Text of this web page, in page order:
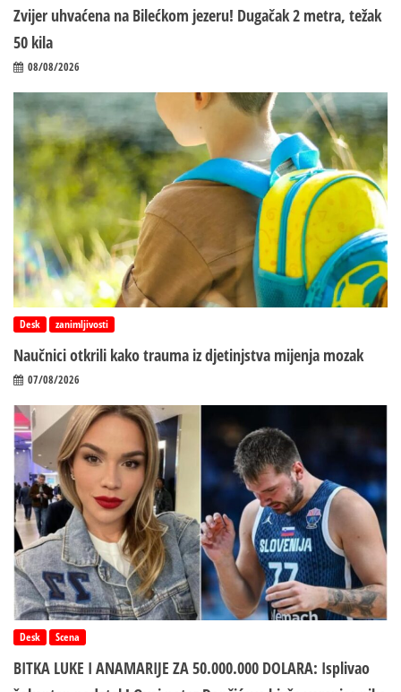
Zvijer uhvaćena na Bilećkom jezeru! Dugačak 2 metra, težak
50 kila
08/08/2026
Desk zanimljivosti
Naučnici otkrili kako trauma iz d‌jetinjstva mijenja mozak
07/08/2026
Desk Scena
BITKA LUKE I ANAMARIJE ZA 50.000.000 DOLARA: Isplivao